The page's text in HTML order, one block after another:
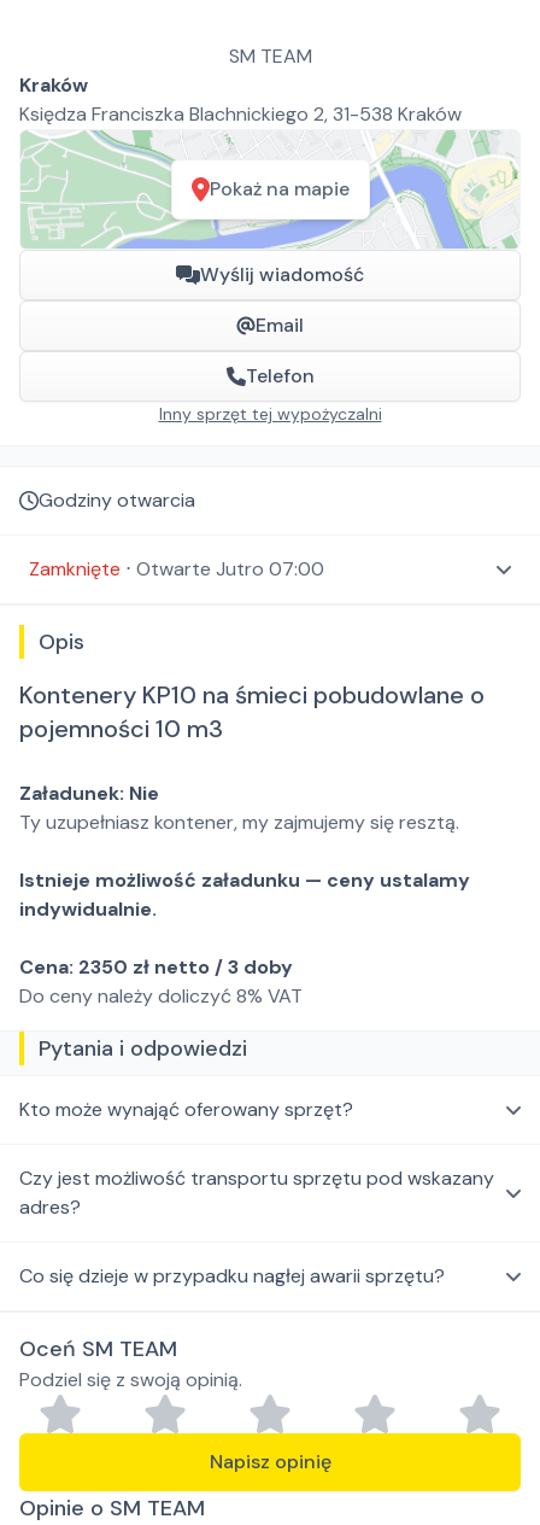
SM TEAM
Kraków
Księdza Franciszka Blachnickiego 2, 31-538 Kraków
Pokaż na mapie
Wyślij wiadomość
Email
Telefon
Inny sprzęt tej wypożyczalni
Godziny otwarcia
Zamknięte ⋅ Otwarte Jutro 07:00
Opis
Kontenery KP10 na śmieci pobudowlane o
pojemności 10 m3
Załadunek: Nie
Ty uzupełniasz kontener, my zajmujemy się resztą.
Istnieje możliwość załadunku — ceny ustalamy
indywidualnie.
Cena: 2350 zł netto / 3 doby
Do ceny należy doliczyć 8% VAT
Pytania i odpowiedzi
Kto może wynająć oferowany sprzęt?
Czy jest możliwość transportu sprzętu pod wskazany
adres?
Co się dzieje w przypadku nagłej awarii sprzętu?
Oceń SM TEAM
Podziel się z swoją opinią.
Napisz opinię
Opinie o SM TEAM